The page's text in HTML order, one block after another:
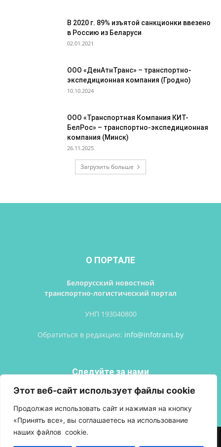
Этот веб-сайт использует файлы cookie
Продолжая использовать сайт и нажимая на кнопку
«Принять все», вы соглашаетесь на использование
наших файлов cookie.
В 2020 г. 89% изъятой санкционки ввезено
в Россию из Беларуси
02.01.2021
ООО «ДенАтнТранс» – транспортно-
экспедиционная компания (Гродно)
10.10.2024
ООО «Транспортная Компания КИТ-
БелРос» – транспортно-экспедиционная
компания (Минск)
26.11.2025
Загрузить больше
О ПОРТАЛЕ
Белорусский новостной
транспортно-логистический портал
УНП 193040800
Обратиться в редакцию: info@infotrans.bу
Следуйте за нами
АВТОРСКИЕ ПРАВА